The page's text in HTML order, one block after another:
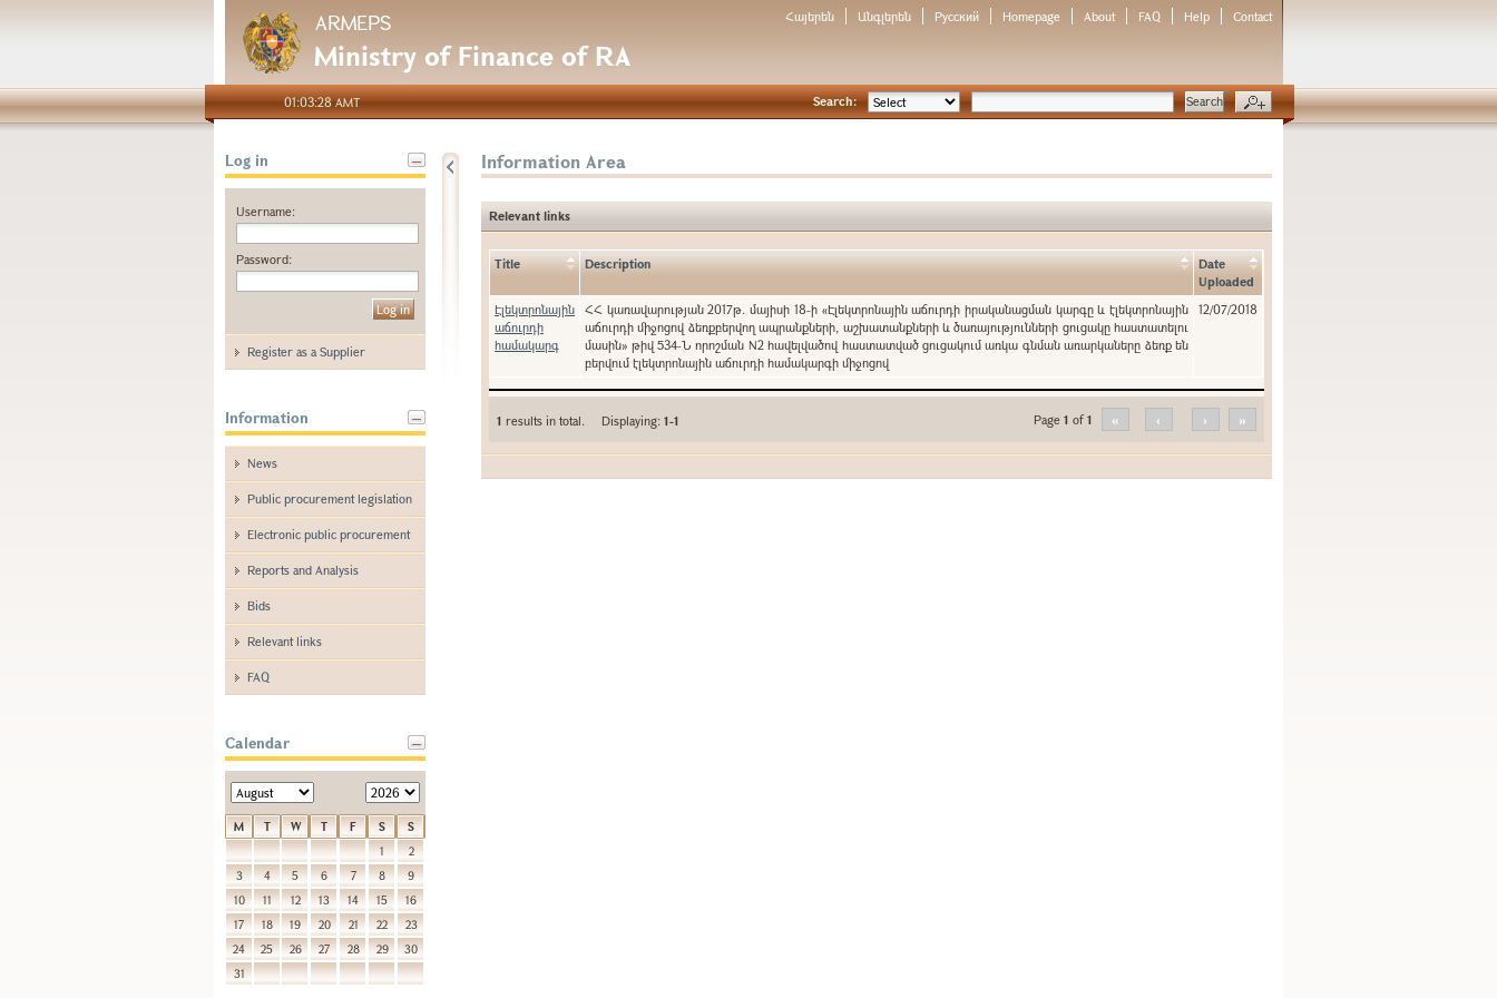
ARMEPS
Ministry of Finance of RA
Հայերեն Անգլերեն Русский Homepage About FAQ Help Contact
01:03:28 AMT Search:
Log in
Username:
Password:
Register as a Supplier
Information
News
Public procurement legislation
Electronic public procurement
Reports and Analysis
Bids
Relevant links
FAQ
Calendar
M T W T F S
S
1
2
3
4 5 6 7 8
9
10
11 12 13 14 15
16
17
18 19 20 21 22
23
24
25 26 27 28 29
30
31
Information Area
Relevant links
Title Description
Date
Uploaded
Էլեկտրոնային
աճուրդի
համակարգ
ՀՀ կառավարության 2017թ. մայիսի 18-ի «Էլեկտրոնային աճուրդի իրականացման կարգը և էլեկտրոնային
աճուրդի միջոցով ձեռքբերվող ապրանքների, աշխատանքների և ծառայությունների ցուցակը հաստատելու
մասին» թիվ 534-Ն որոշման N2 հավելվածով հաստատված ցուցակում առկա գնման առարկաները ձեռք են
բերվում էլեկտրոնային աճուրդի համակարգի միջոցով
12/07/2018
1 results in total. Displaying:1-1 Page 1 of1 « ‹ › »